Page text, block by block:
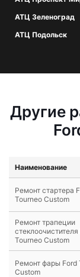
АТЦ Зеленоград
АТЦ Подольск
Другие
Наименование
Ремонт стартера
Tourneo Custom
Ремонт трапеции
стеклоочистителя
Tourneo Custom
Ремонт фары Ford
Custom